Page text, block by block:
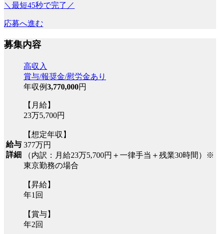
＼最短45秒で完了／
応募へ進む
募集内容
給与
詳細
高収入
賞与/報奨金/慰労金あり
年収例3,770,000円
【月給】
23万5,700円
【想定年収】
377万円
（内訳：月給23万5,700円＋一律手当＋残業30時間）※
東京勤務の場合
【昇給】
年1回
【賞与】
年2回